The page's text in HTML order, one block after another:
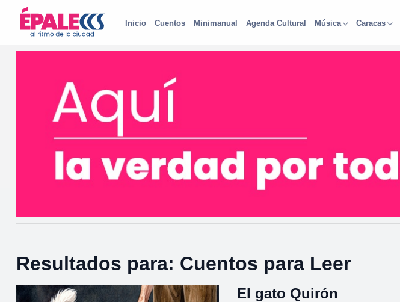
Inicio Cuentos Minimanual Agenda Cultural Música Caracas
Resultados para: Cuentos para Leer
El gato Quirón